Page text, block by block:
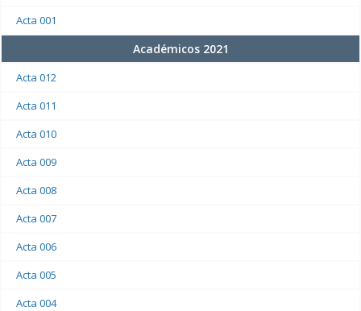
Acta 001
Académicos 2021
Acta 012
Acta 011
Acta 010
Acta 009
Acta 008
Acta 007
Acta 006
Acta 005
Acta 004